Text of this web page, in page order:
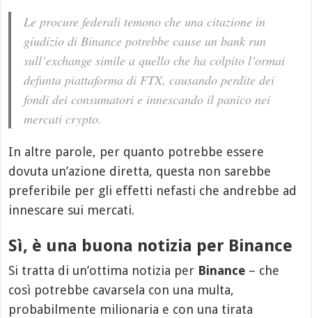
Le procure federali temono che una citazione in
giudizio di Binance potrebbe cause un bank run
sull’exchange simile a quello che ha colpito l’ormai
defunta piattaforma di FTX, causando perdite dei
fondi dei consumatori e innescando il panico nei
mercati crypto.
In altre parole, per quanto potrebbe essere
dovuta un’azione diretta, questa non sarebbe
preferibile per gli effetti nefasti che andrebbe ad
innescare sui mercati.
Sì, è una buona notizia per Binance
Si tratta di un’ottima notizia per Binance – che
così potrebbe cavarsela con una multa,
probabilmente milionaria e con una tirata